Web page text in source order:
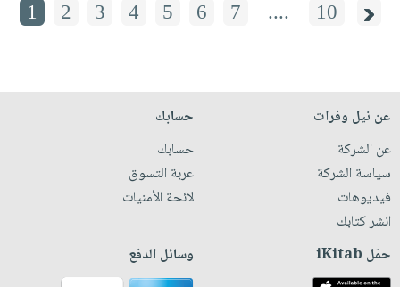
1 2 3 4 5 6 7 .... 10
عن نيل وفرات
عن الشركة
سياسة الشركة
فيديوهات
انشر كتابك
حسابك
حسابك
عربة التسوق
لائحة الأمنيات
حمّل iKitab وسائل الدفع